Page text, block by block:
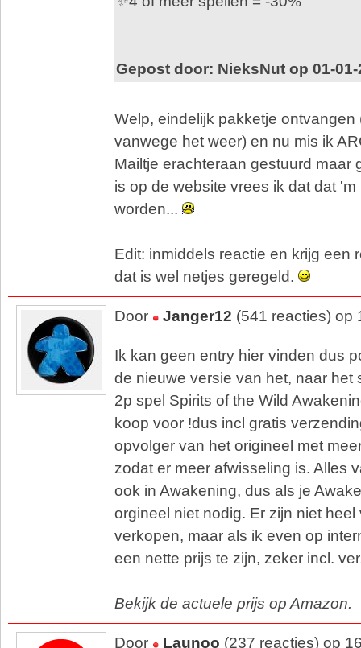
Gepost door: NieksNut op 01-01-
Welp, eindelijk pakketje ontvangen
vanwege het weer) en nu mis ik
Mailtje erachteraan gestuurd maar
is op de website vrees ik dat dat
worden...
Edit: inmiddels reactie en krijg een
dat is wel netjes geregeld.
Door Janger12 (541 reacties) op
Ik kan geen entry hier vinden dus
de nieuwe versie van het, naar het
2p spel Spirits of the Wild
koop voor !dus incl gratis
opvolger van het origineel met
zodat er meer afwisseling is. Alles
ook in Awakening, dus als je
orgineel niet nodig. Er zijn niet
verkopen, maar als ik even op
een nette prijs te zijn, zeker incl.
Bekijk de actuele prijs op Amazon.
Door Launoo (237 reacties) op